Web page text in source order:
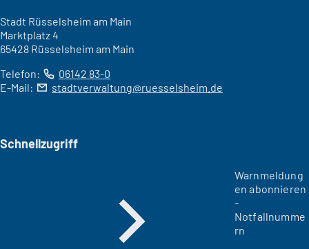
Stadt Rüsselsheim am Main
Marktplatz 4
65428 Rüsselsheim am Main
Telefon:
06142 83-0
E-Mail:
stadtverwaltung ruesselsheim de
Schnellzugriff
Warnmeldung
en abonnieren
-
Notfallnumme
rn